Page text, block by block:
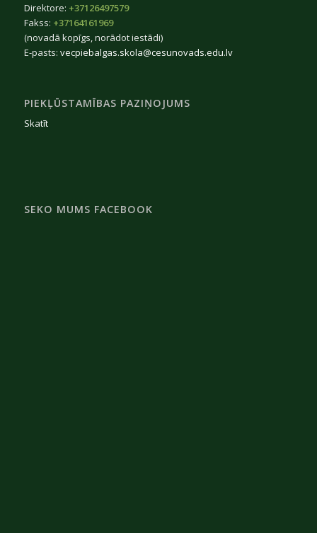
Direktore: +37126497579
Fakss: +37164161969
(novadā kopīgs, norādot iestādi)
E-pasts: vecpiebalgas.skola@cesunovads.edu.lv
PIEKĻŪSTAMĪBAS PAZIŅOJUMS
Skatīt
SEKO MUMS FACEBOOK